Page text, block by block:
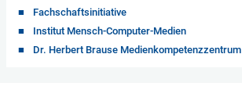
Fachschaftsinitiative
Institut Mensch-Computer-Medien
Dr. Herbert Brause Medienkompetenzzentrum